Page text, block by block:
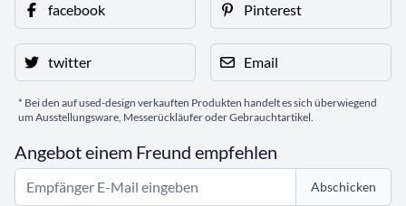
facebook Pinterest
twitter Email
* Bei den auf used-design verkauften Produkten handelt es sich überwiegend
um Ausstellungsware, Messerückläufer oder Gebrauchtartikel.
Angebot einem Freund empfehlen
Abschicken